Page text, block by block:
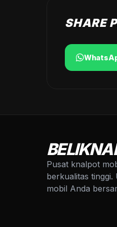
SHARE
Pusat knalpot
berkualitas
mobil Anda